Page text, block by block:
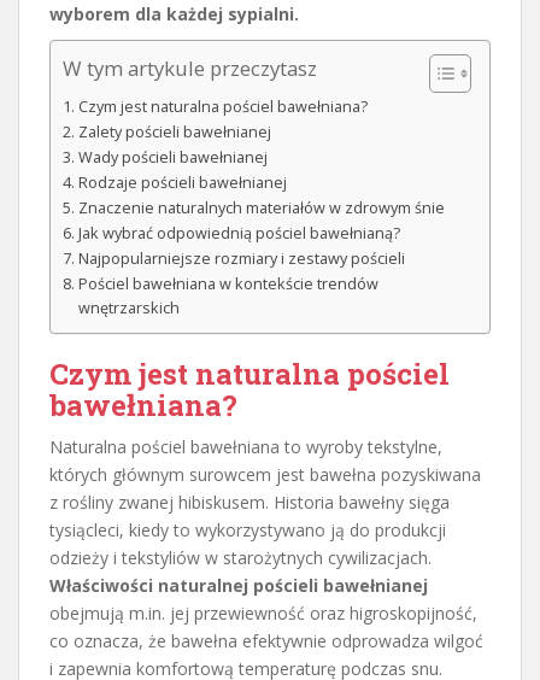
wyborem dla każdej sypialni.
W tym artykule przeczytasz
Czym jest naturalna pościel bawełniana?
Zalety pościeli bawełnianej
Wady pościeli bawełnianej
Rodzaje pościeli bawełnianej
Znaczenie naturalnych materiałów w zdrowym śnie
Jak wybrać odpowiednią pościel bawełnianą?
Najpopularniejsze rozmiary i zestawy pościeli
Pościel bawełniana w kontekście trendów
wnętrzarskich
Czym jest naturalna pościel
bawełniana?
Naturalna pościel bawełniana to wyroby tekstylne,
których głównym surowcem jest bawełna pozyskiwana
z rośliny zwanej hibiskusem. Historia bawełny sięga
tysiącleci, kiedy to wykorzystywano ją do produkcji
odzieży i tekstyliów w starożytnych cywilizacjach.
Właściwości naturalnej pościeli bawełnianej
obejmują m.in. jej przewiewność oraz higroskopijność,
co oznacza, że bawełna efektywnie odprowadza wilgoć
i zapewnia komfortową temperaturę podczas snu.